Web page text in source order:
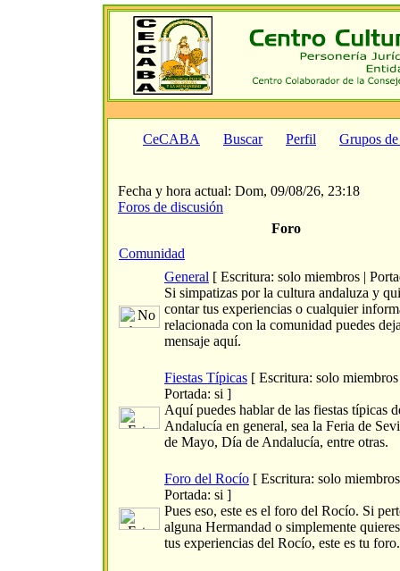
CeCABA Buscar Perfil Grupos
Fecha y hora actual: Dom, 09/08/26, 23:18
Foros de discusión
Foro
Comunidad
General [ Escritura: solo miembros |
Si simpatizas por la cultura andaluza y
contar tus experiencias o cualquier
relacionada con la comunidad puedes
mensaje aquí.
Fiestas Típicas [ Escritura: solo miembros
Portada: si ]
Aquí puedes hablar de las fiestas típicas
Andalucía en general, sea la Feria de
de Mayo, Día de Andalucía, entre otras.
Foro del Rocío [ Escritura: solo
Portada: si ]
Pues eso, este es el foro del Rocío. Si
alguna Hermandad o simplemente
tus experiencias del Rocío, este es tu foro.